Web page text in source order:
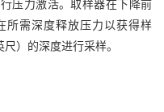
压力激活。取样器在下降前
所需深度释放压力以获得样
）的深度进行采样。